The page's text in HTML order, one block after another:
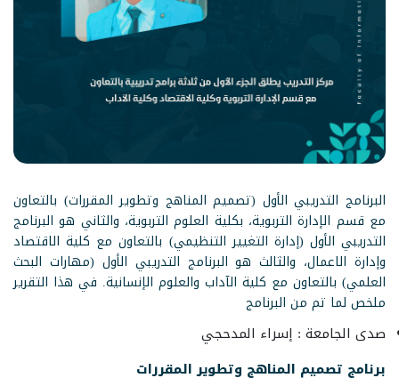
البرنامج التدريبي الأول (تصميم المناهج وتطوير المقررات) بالتعاون
مع قسم الإدارة التربوية، بكلية العلوم التربوية، والثاني هو البرنامج
التدريبي الأول (إدارة التغيير التنظيمي) بالتعاون مع كلية الاقتصاد
وإدارة الاعمال، والثالث هو البرنامج التدريبي الأول (مهارات البحث
العلمي) بالتعاون مع كلية الآداب والعلوم الإنسانية. في هذا التقرير
ملخص لما تم من البرنامج
صدى الجامعة : إسراء المدحجي
برنامج تصميم المناهج وتطوير المقررات